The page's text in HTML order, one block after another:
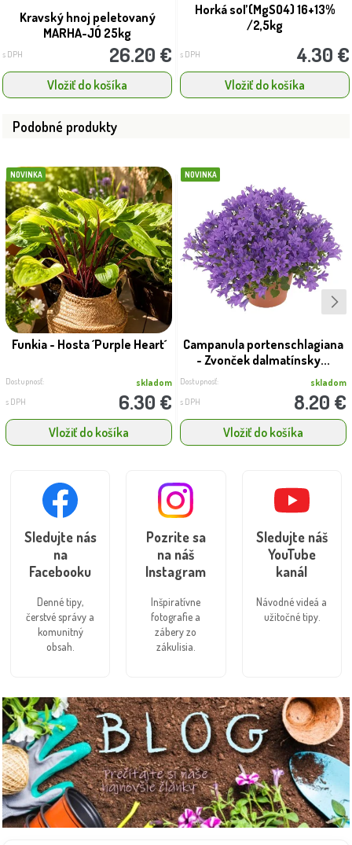
Kravský hnoj peletovaný
MARHA-JÓ 25kg
s DPH 26.20 €
Vložiť do košíka
Horká soľ (MgSO4) 16+13%
/2,5kg
s DPH 4.30 €
Vložiť do košíka
Podobné produkty
NOVINKA
Funkia - Hosta ´Purple Heart´
Dostupnosť: skladom
s DPH 6.30 €
Vložiť do košíka
NOVINKA
Campanula portenschlagiana
- Zvonček dalmatínsky...
Dostupnosť: skladom
s DPH 8.20 €
Vložiť do košíka
Sledujte nás
na
Facebooku
Denné tipy,
čerstvé správy a
komunitný
obsah.
Pozrite sa
na náš
Instagram
Inšpiratívne
fotografie a
zábery zo
zákulisia.
Sledujte náš
YouTube
kanál
Návodné videá a
užitočné tipy.